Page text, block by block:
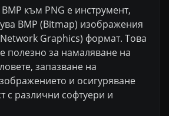
към PNG е инструмент,
BMP (Bitmap) изображения
Graphics) формат. Това
полезно за намаляване на
запазване на
и осигуряване
с различни софтуери и